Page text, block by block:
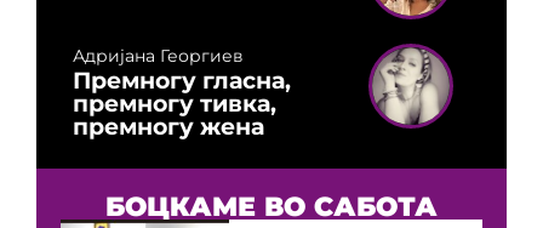
Адријана Георгиев
Премногу гласна,
премногу тивка,
премногу жена
БОЦКАМЕ ВО САБОТА